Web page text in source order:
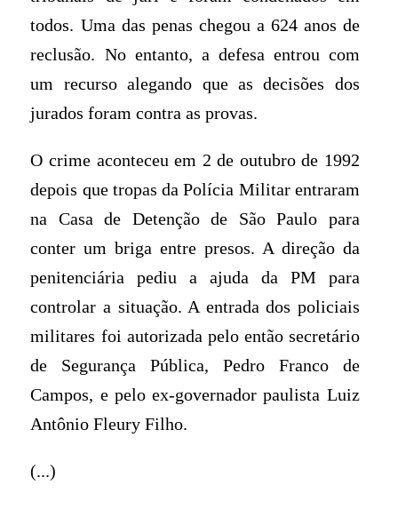
todos. Uma das penas chegou a 624 anos de
reclusão. No entanto, a defesa entrou com
um recurso alegando que as decisões dos
jurados foram contra as provas.
O crime aconteceu em 2 de outubro de 1992
depois que tropas da Polícia Militar entraram
na Casa de Detenção de São Paulo para
conter um briga entre presos. A direção da
penitenciária pediu a ajuda da PM para
controlar a situação. A entrada dos policiais
militares foi autorizada pelo então secretário
de Segurança Pública, Pedro Franco de
Campos, e pelo ex-governador paulista Luiz
Antônio Fleury Filho.
(...)